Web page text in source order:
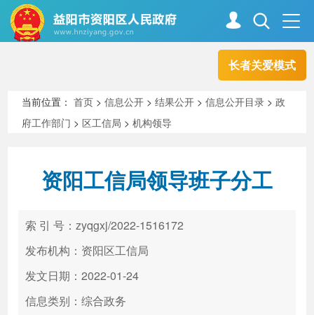
长者关爱模式
走进资阳
新闻中心 解读回应
政务服务
高效办成一件事
当前位置：首页 >信息公开 >结果公开 >信息公开目录 >政
府工作部门 > 区工信局 >机构领导
资阳工信局领导班子分工
索 引 号：zyqgxj/2022-1516172
发布机构：资阳区工信局
发文日期：2022-01-24
信息类别：综合政务